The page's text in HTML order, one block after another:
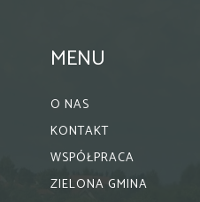
MENU
O NAS
KONTAKT
WSPÓŁPRACA
ZIELONA GMINA